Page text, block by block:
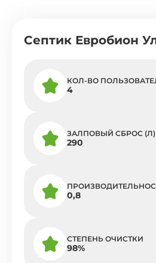
Септик Евробион
КОЛ-ВО
4
ЗАЛПОВЫЙ СБРОС (Л)
290
0,8
СТЕПЕНЬ ОЧИСТКИ
98%